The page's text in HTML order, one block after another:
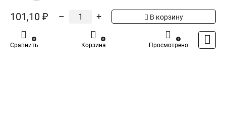
101,10 ₽ – + В корзину
Сравнить
0
Корзина
0
Просмотрено
1